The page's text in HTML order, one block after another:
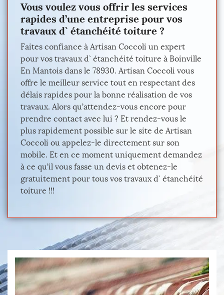
Vous voulez vous offrir les services
rapides d’une entreprise pour vos
travaux d` étanchéité toiture ?
Faites confiance à Artisan Coccoli un expert
pour vos travaux d` étanchéité toiture à Boinville
En Mantois dans le 78930. Artisan Coccoli vous
offre le meilleur service tout en respectant des
délais rapides pour la bonne réalisation de vos
travaux. Alors qu’attendez-vous encore pour
prendre contact avec lui ? Et rendez-vous le
plus rapidement possible sur le site de Artisan
Coccoli ou appelez-le directement sur son
mobile. Et en ce moment uniquement demandez
à ce qu’il vous fasse un devis et obtenez-le
gratuitement pour tous vos travaux d` étanchéité
toiture !!!